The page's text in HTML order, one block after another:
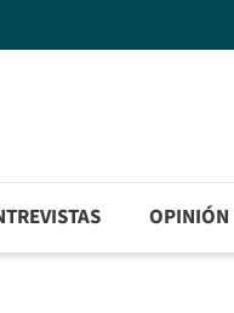
OPINIÓN